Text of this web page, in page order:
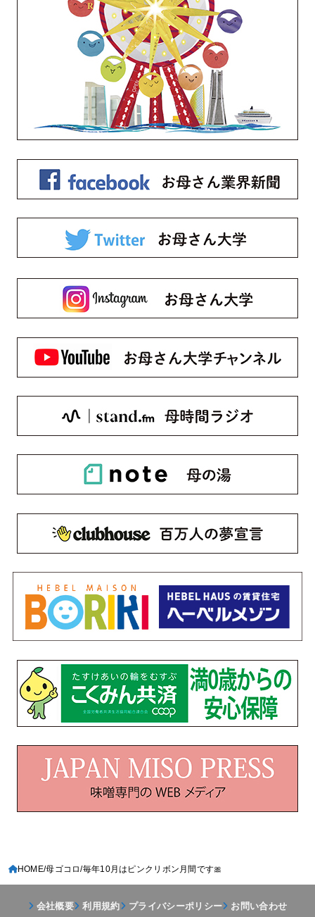
HOME 母ゴコロ 毎年10月はピンクリボン月間です🎀
会社概要 利用規約 プライバシーポリシー お問い合わせ